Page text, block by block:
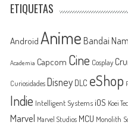
ETIQUETAS
Android Anime Bandai
Academia Capcom Cine Cosplay
Curiosidades Disney DLC eShop
Indie Intelligent Systems iOS Koei
Marvel Marvel Studios MCU Monolith